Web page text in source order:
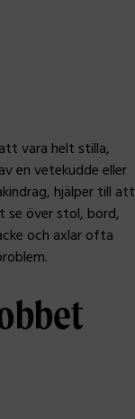
vara helt stilla,
en vetekudde eller
hjälper till att
se över stol, bord,
och axlar ofta